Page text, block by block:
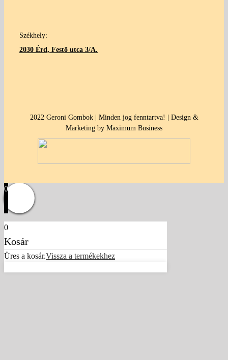
Székhely:
2030 Érd, Festő utca 3/A.
2022 Geroni Gombok | Minden jog fenntartva! | Design &
Marketing by Maximum Business
0
0
Kosár
Üres a kosár.Vissza a termékekhez